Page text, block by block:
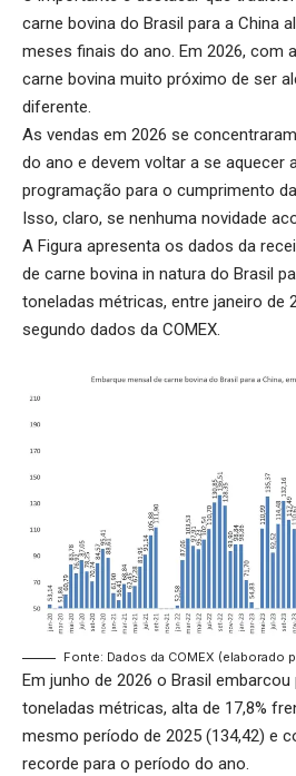
carne bovina do Brasil para a China
meses finais do ano. Em 2026, com
carne bovina muito próximo de ser
diferente.
As vendas em 2026 se
do ano e devem voltar a se aquecer
programação para o cumprimento
Isso, claro, se nenhuma novidade
A Figura apresenta os dados da
de carne bovina in natura do Brasil
toneladas métricas, entre janeiro de
segundo dados da COMEX.
Fonte: Dados da COMEX (elaborado
Em junho de 2026 o Brasil embarcou
toneladas métricas, alta de 17,8%
mesmo período de 2025 (134,42) e
recorde para o período do ano.